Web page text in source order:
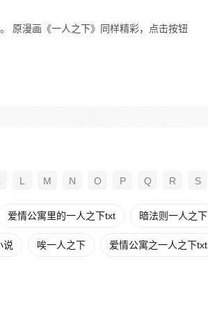
原漫画《一人之下》同样精彩，点击按钮
L M N O P Q R S
爱情公寓里的一人之下txt 暗法则一人之下
说 唉一人之下 爱情公寓之一人之下txt